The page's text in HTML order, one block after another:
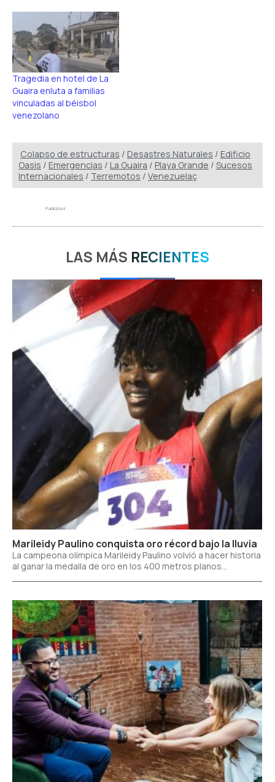
Tragedia en hotel de La
Guaira enluta a familias
vinculadas al béisbol
venezolano
Colapso de estructuras / Desastres Naturales / Edificio
Oasis / Emergencias / La Guaira / Playa Grande / Sucesos
Internacionales / Terremotos / Venezuelaç
Publicidad
LAS MÁS RECIENTES
Marileidy Paulino conquista oro récord bajo la lluvia
La campeona olímpica Marileidy Paulino volvió a hacer historia
al ganar la medalla de oro en los 400 metros planos...